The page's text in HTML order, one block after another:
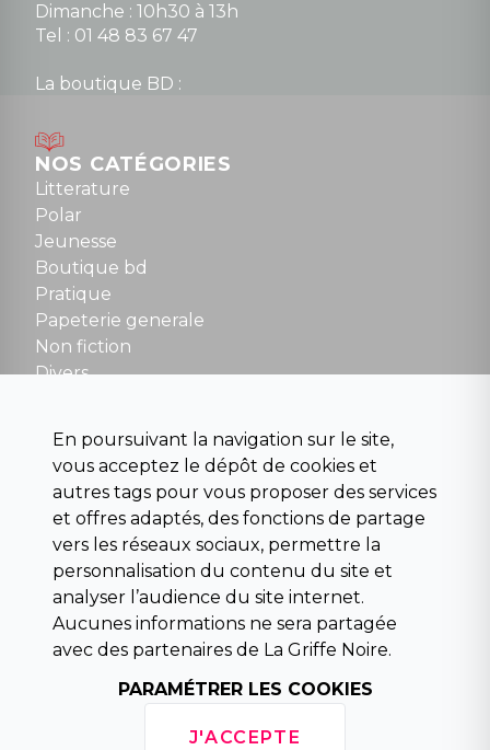
Dimanche : 10h30 à 13h
Tel : 01 48 83 67 47
La boutique BD :
Mardi au samedi : 10h à 13h / 14h à 19h
Dimanche : 10h30 à 12h30
Tel : 01 48 89 13 88
Fermé le dimanche en Juillet et Août
NOUS CONTACTER
contact@la-griffe-noire.com
NOS CATÉGORIES
Litterature
Polar
Jeunesse
Boutique bd
Pratique
Papeterie generale
Non fiction
Divers
Para scolaire
Histoire
Pochoteque
Pleiade
INFORMATIONS
Droit de rétractation
Conditions générales de vente
Mentions légales
Horaires d'ouverture
En poursuivant la navigation sur le site,
vous acceptez le dépôt de cookies et
autres tags pour vous proposer des services
et offres adaptés, des fonctions de partage
vers les réseaux sociaux, permettre la
personnalisation du contenu du site et
analyser l’audience du site internet.
Aucunes informations ne sera partagée
avec des partenaires de La Griffe Noire.
PARAMÉTRER LES COOKIES
J'ACCEPTE